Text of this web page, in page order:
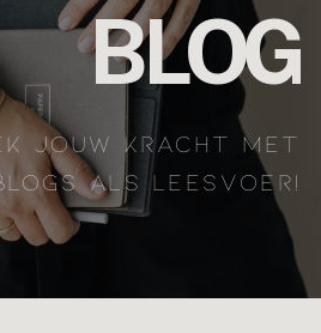
BLOG
JOUW KRACHT MET
ALS LEESVOER!